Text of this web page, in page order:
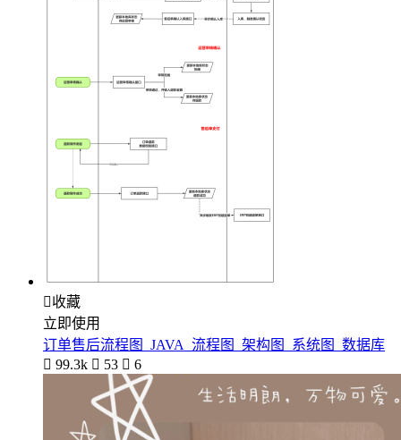
收藏
立即使用
订单售后流程图_JAVA_流程图_架构图_系统图_数据库
 99.3k  53  6